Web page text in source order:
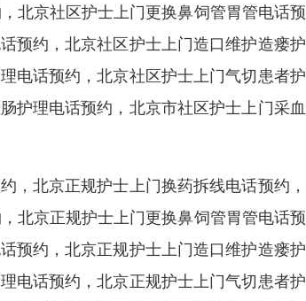
北京社区护士上门更换鼻饲管胃管电话
预约，北京社区护士上门造口维护造瘘
电话预约，北京社区护士上门气切患者
护理电话预约，北京市社区护士上门采
，北京正规护士上门换药拆线电话预约
北京正规护士上门更换鼻饲管胃管电话
预约，北京正规护士上门造口维护造瘘
电话预约，北京正规护士上门气切患者